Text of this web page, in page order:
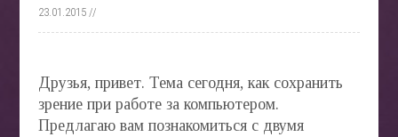
23.01.2015 //
Друзья, привет. Тема сегодня, как сохранить
зрение при работе за компьютером.
Предлагаю вам познакомиться с двумя